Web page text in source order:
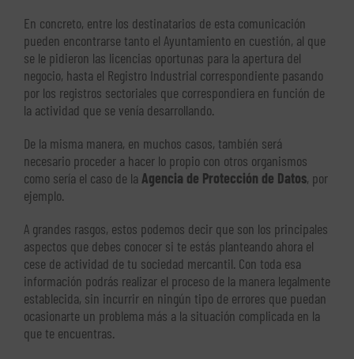
En concreto, entre los destinatarios de esta comunicación
pueden encontrarse tanto el Ayuntamiento en cuestión, al que
se le pidieron las licencias oportunas para la apertura del
negocio, hasta el Registro Industrial correspondiente pasando
por los registros sectoriales que correspondiera en función de
la actividad que se venía desarrollando.
De la misma manera, en muchos casos, también será
necesario proceder a hacer lo propio con otros organismos
como sería el caso de la Agencia de Protección de Datos, por
ejemplo.
A grandes rasgos, estos podemos decir que son los principales
aspectos que debes conocer si te estás planteando ahora el
cese de actividad de tu sociedad mercantil. Con toda esa
información podrás realizar el proceso de la manera legalmente
establecida, sin incurrir en ningún tipo de errores que puedan
ocasionarte un problema más a la situación complicada en la
que te encuentras.